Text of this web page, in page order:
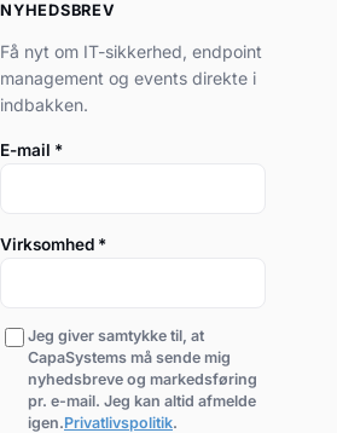
NYHEDSBREV
Få nyt om IT-sikkerhed, endpoint
management og events direkte i
indbakken.
E-mail *
Virksomhed *
Jeg giver samtykke til, at
CapaSystems må sende mig
nyhedsbreve og markedsføring
pr. e-mail. Jeg kan altid afmelde
igen.Privatlivspolitik.